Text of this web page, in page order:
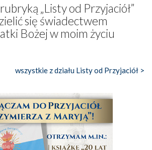
„Listy od Przyjaciół”
się świadectwem
Bożej w moim życiu
wszystkie z działu Listy od Przyjaciół >